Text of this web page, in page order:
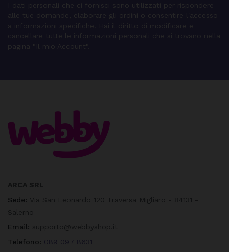
I dati personali che ci fornisci sono utilizzati per rispondere
alle tue domande, elaborare gli ordini o consentire l'accesso
a informazioni specifiche. Hai il diritto di modificare e
cancellare tutte le informazioni personali che si trovano nella
pagina "Il mio Account".
Sede:
Email:
Telefono: 089 097 8631